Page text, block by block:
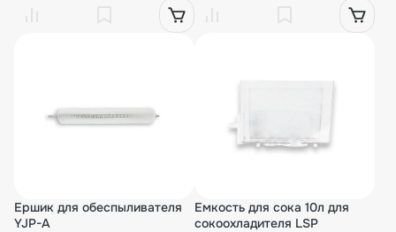
Ершик для обеспыливателя
YJP-A
Емкость для сока 10л для
сокоохладителя LSP